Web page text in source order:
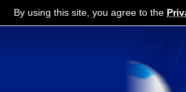
By using this site, you agree to the